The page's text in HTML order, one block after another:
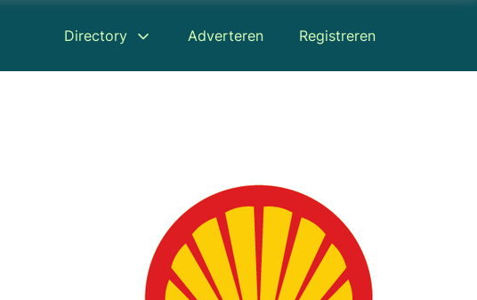
Directory Adverteren Registreren